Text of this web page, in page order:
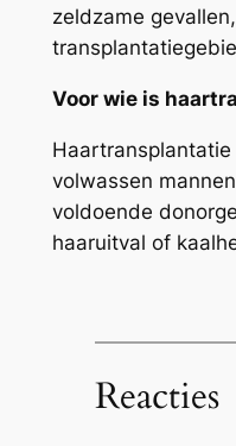
zeldzame
Voor wie is
volwassen
voldoende
haaruitval of
Reacties